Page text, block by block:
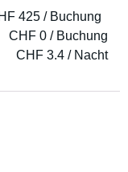
425 / Buchung
CHF 0 / Buchung
CHF 3.4 / Nacht